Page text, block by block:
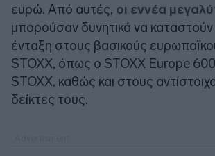
ευρώ. Από αυτές, οι εννέα
μπορούσαν δυνητικά να καταστούν
ένταξη στους βασικούς
STOXX, όπως ο STOXX Europe 600
STOXX, καθώς και στους
δείκτες τους.